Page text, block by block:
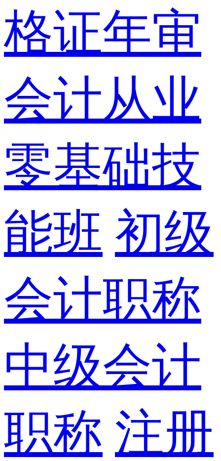
格证年审
会计从业
零基础技
能班 初级
会计职称
中级会计
职称 注册